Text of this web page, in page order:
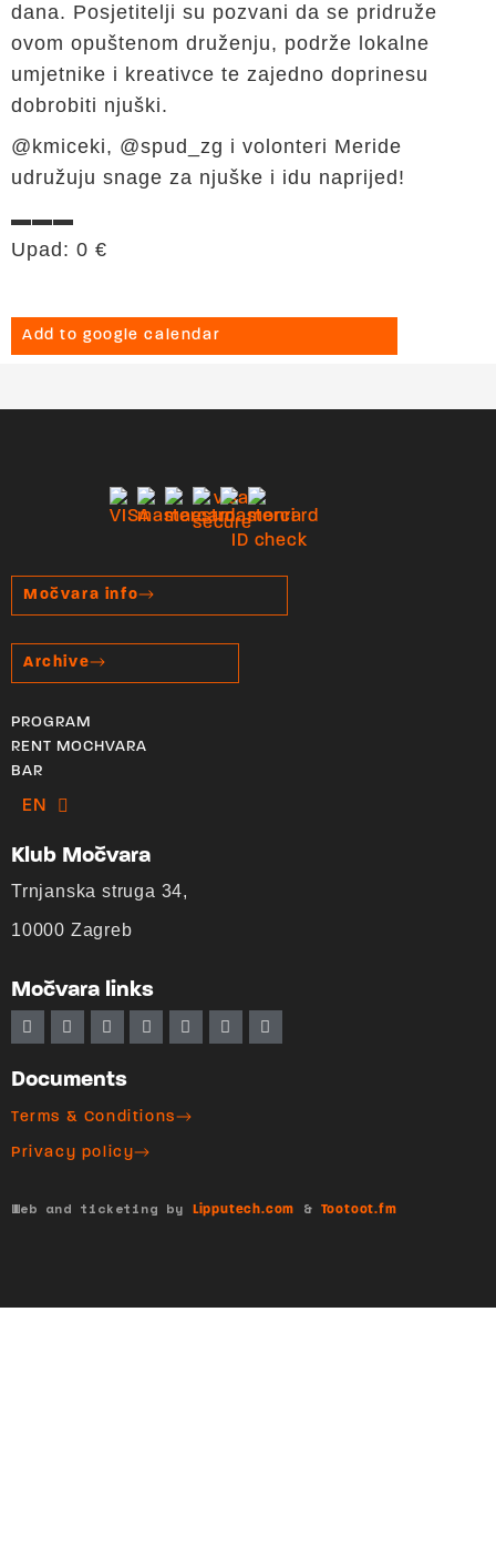
dana. Posjetitelji su pozvani da se pridruže
ovom opuštenom druženju, podrže lokalne
umjetnike i kreativce te zajedno doprinesu
dobrobiti njuški.
@kmiceki, @spud_zg i volonteri Meride
udružuju snage za njuške i idu naprijed!
▬▬▬
Upad: 0 €
Add to google calendar
Močvara info
Archive
PROGRAM
RENT MOCHVARA
BAR
EN
HR
Klub Močvara
Trnjanska struga 34,
10000 Zagreb
Močvara links
Documents
Terms & Conditions
Privacy policy
Web and ticketing by Lipputech.com & Tootoot.fm